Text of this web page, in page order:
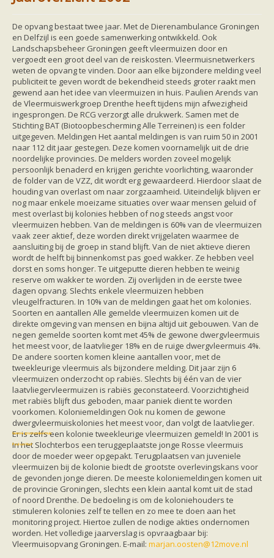
Noord-Brabant
Noord-Holland
Overijssel
Utrecht
Zeeland
Zuid-Holland
Vleermuizen en ziektes
Bescherming
Soortbescherming
Gebiedsbescherming
Hulp bij bouwplannen en bomenkap
Vleermuisprotocol
Knelpunten in vleermuisbescherming
Vleermuis advies en onderzoekbureaus
Doe mee
vleermuiskasten kopen/ ophangen
Meedoen
Landelijk zoogdierwerkgroepen
Regionale of provinciale werkgroepen
Jeugd
Internationaal
Landelijke natuurverenigingen
Ik wil graag mee op vleermuisexcursie
Vleermuizen in de tuin
Aankondiging activiteiten
Ik ben op zoek naar een detector
Ecologie en soorten
Hoe vleermuizen leven
Voedsel en jagen
Verblijfplaatsen
Echolocatie
Soorten
Baardvleermuis
Bechsteins vleermuis
Bosvleermuis
Brandt's vleermuis
Bruine of gewone grootoorvleermuis
Franjestaart
Gewone dwergvleermuis
Grijze grootoorvleermuis
Grote rosse vleermuis
Ingekorven vleermuis
Kleine en grote hoefijzerneus
Laatvlieger
Meervleermuis
Mopsvleermuis
Noordse vleermuis
Rosse vleermuis
Ruige dwergvleermuis
Gewone grootoorvleermuis
Paul van Hoof
De opvang bestaat twee jaar. Met de Dierenambulance Groningen
en Delfzijl is een goede samenwerking ontwikkeld. Ook
Landschapsbeheer Groningen geeft vleermuizen door en
vergoedt een groot deel van de reiskosten. Vleermuisnetwerkers
weten de opvang te vinden. Door aan elke bijzondere melding veel
publiciteit te geven wordt de bekendheid steeds groter raakt men
gewend aan het idee van vleermuizen in huis. Paulien Arends van
de Vleermuiswerkgroep Drenthe heeft tijdens mijn afwezigheid
ingesprongen. De RCG verzorgt alle drukwerk. Samen met de
Stichting BAT (Biotoopbescherming Alle Terreinen) is een folder
uitgegeven. Meldingen Het aantal meldingen is van ruim 50 in 2001
naar 112 dit jaar gestegen. Deze komen voornamelijk uit de drie
noordelijke provincies. De melders worden zoveel mogelijk
persoonlijk benaderd en krijgen gerichte voorlichting, waaronder
de folder van de VZZ, dit wordt erg gewaardeerd. Hierdoor slaat de
houding van overlast om naar zorgzaamheid. Uiteindelijk blijven er
nog maar enkele moeizame situaties over waar mensen geluid of
mest overlast bij kolonies hebben of nog steeds angst voor
vleermuizen hebben. Van de meldingen is 60% van de vleermuizen
vaak zeer aktief, deze worden direkt vrijgelaten waarmee de
aansluiting bij de groep in stand blijft. Van de niet aktieve dieren
wordt de helft bij binnenkomst pas goed wakker. Ze hebben veel
dorst en soms honger. Te uitgeputte dieren hebben te weinig
reserve om wakker te worden. Zij overlijden in de eerste twee
dagen opvang. Slechts enkele vleermuizen hebben
vleugelfracturen. In 10% van de meldingen gaat het om kolonies.
Soorten en aantallen Alle gemelde vleermuizen komen uit de
direkte omgeving van mensen en bijna altijd uit gebouwen. Van de
negen gemelde soorten komt met 45% de gewone dwergvleermuis
het meest voor, de laatvlieger 18% en de ruige dwergvleermuis 4%.
De andere soorten komen kleine aantallen voor, met de
tweekleurige vleermuis als bijzondere melding. Dit jaar zijn 6
vleermuizen onderzocht op rabiës. Slechts bij één van de vier
laatvliegervleermuizen is rabiës geconstateerd. Voorzichtigheid
met rabiës blijft dus geboden, maar paniek dient te worden
voorkomen. Koloniemeldingen Ook nu komen de gewone
dwergvleermuiskolonies het meest voor, dan volgt de laatvlieger.
Er is zelfs een kolonie tweekleurige vleermuizen gemeld! In 2001 is
in het Slochterbos een teruggeplaatste jonge Rosse vleermuis
door de moeder weer opgepakt. Terugplaatsen van juveniele
vleermuizen bij de kolonie biedt de grootste overlevingskans voor
de gevonden jonge dieren. De meeste koloniemeldingen komen uit
de provincie Groningen, slechts een klein aantal komt uit de stad
of noord Drenthe. De bedoeling is om de koloniehouders te
stimuleren kolonies zelf te tellen en zo mee te doen aan het
monitoring project. Hiertoe zullen de nodige akties ondernomen
worden. Het volledige jaarverslag is opvraagbaar bij:
Vleermuisopvang Groningen. E-mail: marjan.oosten@12move.nl